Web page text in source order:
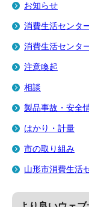
お知らせ
消費生活センタ
消費生活センタ
注意喚起
相談
製品事故・安全
はかり・計量
市の取り組み
山形市消費生活